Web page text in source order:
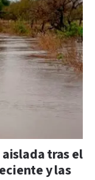
tras el
y las